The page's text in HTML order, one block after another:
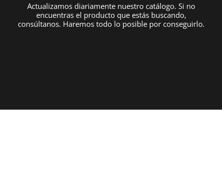
Actualizamos diariamente nuestro catálogo. Si no
encuentras el producto que estás buscando,
consúltanos. Haremos todo lo posible por conseguirlo.